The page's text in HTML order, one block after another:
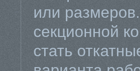
или
секционной
стать